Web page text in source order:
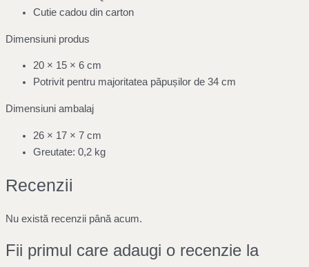
Cutie cadou din carton
Dimensiuni produs
20 × 15 × 6 cm
Potrivit pentru majoritatea păpușilor de 34 cm
Dimensiuni ambalaj
26 × 17 × 7 cm
Greutate: 0,2 kg
Recenzii
Nu există recenzii până acum.
Fii primul care adaugi o recenzie la